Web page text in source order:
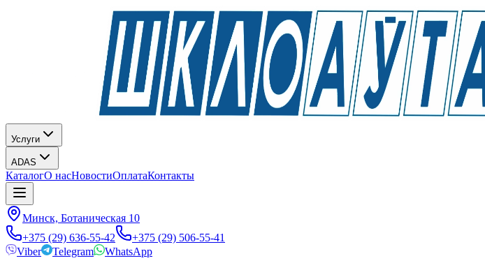
Услуги
ADAS
КаталогО насНовостиОплатаКонтакты
Минск, Ботаническая 10
+375 (29) 636-55-42
+375 (29) 506-55-41
Viber
Telegram WhatsApp